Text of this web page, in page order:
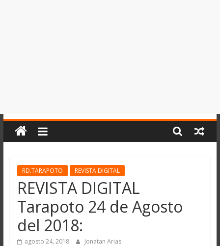
RD.TARAPOTO REVISTA DIGITAL
REVISTA DIGITAL
Tarapoto 24 de Agosto
del 2018:
agosto 24, 2018 Jonatan Arias